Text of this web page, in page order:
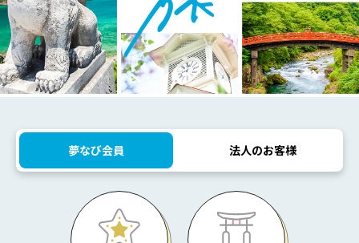
夢なび会員 法人のお客様